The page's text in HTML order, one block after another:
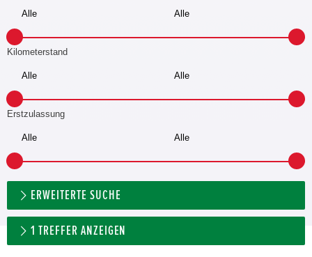
Kilometerstand
Erstzulassung
ERWEITERTE SUCHE
1 TREFFER ANZEIGEN